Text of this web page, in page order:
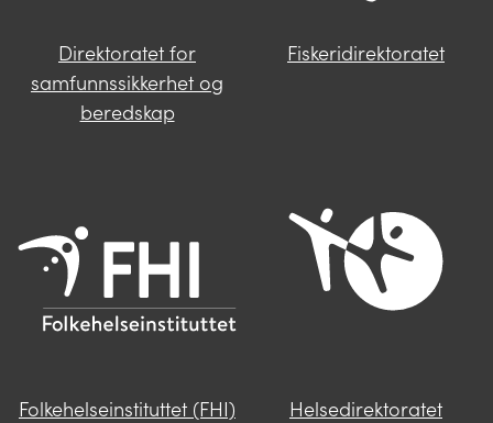
Direktoratet for
samfunnssikkerhet og
beredskap
Fiskeridirektoratet
Folkehelseinstituttet (FHI) Helsedirektoratet